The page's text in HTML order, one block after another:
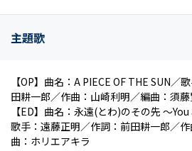
主題歌
【OP】曲名：A PIECE OF THE SUN／
田耕一郎／作曲：山崎利明／編曲：須
【ED】曲名：永遠(とわ)のその先 ～
歌手：遠藤正明／作詞：前田耕一郎／
曲：ホリエアキラ